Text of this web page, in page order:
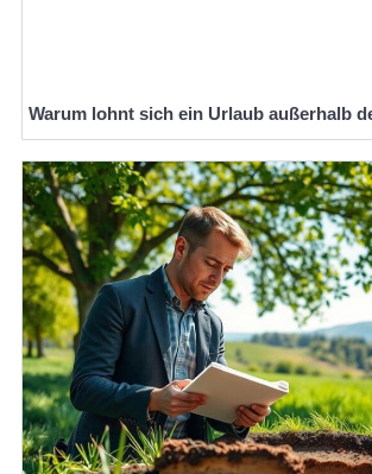
Warum lohnt sich ein Urlaub außerhalb